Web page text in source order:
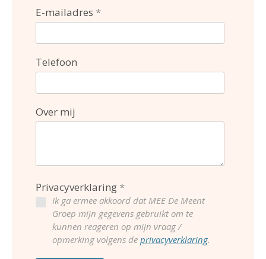
E-mailadres
Telefoon
Over mij
Privacyverklaring
Ik ga ermee akkoord dat MEE De Meent
Groep mijn gegevens gebruikt om te
kunnen reageren op mijn vraag /
opmerking volgens de privacyverklaring.